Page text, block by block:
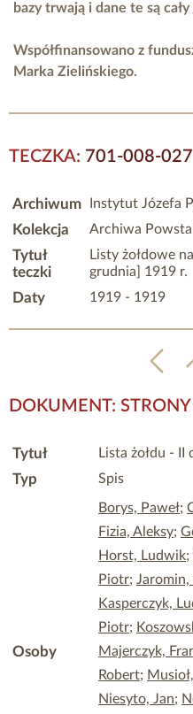
bazy trwają i dane te są cały
Współfinansowano z
Marka Zielińskiego.
TECZKA: 701-008-027
Archiwum Instytut Józefa
Kolekcja Archiwa
Tytuł
teczki
Listy żołdowe
grudnia] 1919 r.
Daty 1919 - 1919
DOKUMENT:
Tytuł Lista żołdu - II
Typ Spis
Osoby
Borys, Paweł;
Fizia, Aleksy;
Horst, Ludwik;
Piotr; Jaromin,
Kasperczyk,
Piotr;
Majerczyk,
Robert;
Niesyto, Jan;